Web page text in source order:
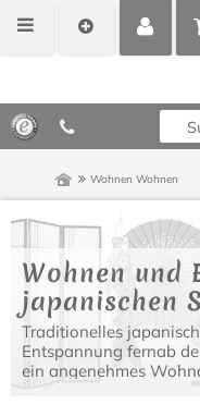
MEIN
WohnenWohnen
Wohnen und
japanischen
Traditionelles
Entspannung fernab
ein angenehmes